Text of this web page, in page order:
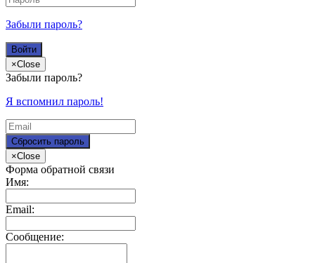
Забыли пароль?
×Close
Забыли пароль?
Я вспомнил пароль!
×Close
Форма обратной связи
Имя:
Email:
Сообщение: